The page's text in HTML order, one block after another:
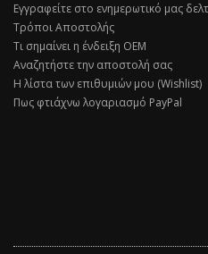
Εγγραφείτε στο ενημερωτικό μας
Τρόποι Αποστολής
Τι σημαίνει η ένδειξη ΟΕΜ
Αναζητήστε την αποστολή σας
Η λίστα των επιθυμιών μου (Wishlist)
Πως φτιάχνω λογαριασμό PayPal